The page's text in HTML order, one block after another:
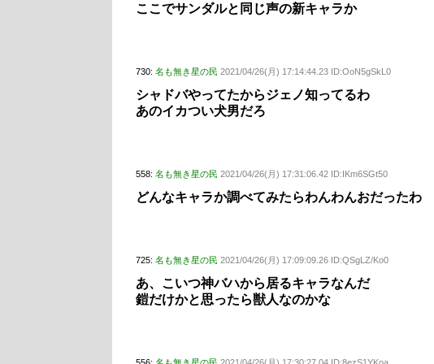
ここでサンダルと同じ声の新キャラか
730: 名も無き星の民 2021/04/26(月) 17:14:44.23 ID:OoN5gSkL0
シャドバやってたからジェノ知ってるわ
あのイカつい犬男だろ
558: 名も無き星の民 2021/04/26(月) 17:31:06.42 ID:IKm6SGt50
どんなキャラか調べてみたらわんわんおだったわ
725: 名も無き星の民 2021/04/26(月) 17:09:09.26 ID:QSgLZ/Ko0
あ、こいつ神バハから居るキャラなんだ
鎧だけかと思ったら獣人なのかな